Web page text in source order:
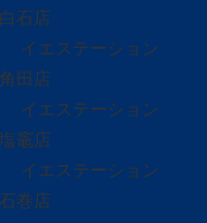
白石店
イエステーション
角田店
イエステーション
塩竈店
イエステーション
石巻店